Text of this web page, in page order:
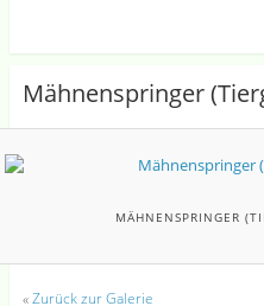
Mähnenspringer
MÄHNENSPRINGER
«Zurück zur Galerie